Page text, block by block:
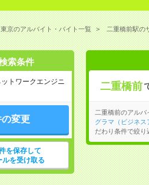
東京のアルバイト・バイト一覧 二重橋前駅の
索条件
トワークエンジニ
変更
を保存して
ルを受け取る
二重橋前
二重橋前のアルバ
グラマ（ビジネス
だわり条件で絞り